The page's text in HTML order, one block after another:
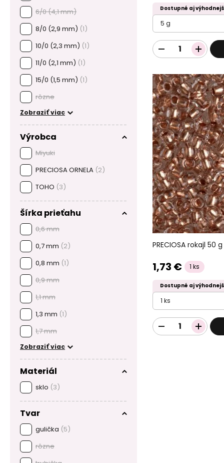
6/0 (4,1 mm)
8/0 (2,9 mm) (1)
10/0 (2,3 mm) (1)
11/0 (2,1 mm) (1)
15/0 (1,5 mm) (1)
rôzne
Zobraziť viac
Výrobca
Miyuki
PRECIOSA ORNELA (2)
TOHO (3)
Šírka prieťahu
0,6 mm
0,7 mm (2)
0,8 mm (1)
0,9 mm
1,1 mm
1,3 mm (1)
1,7 mm
Zobraziť viac
Materiál
sklo (3)
Tvar
gulička (5)
rôzne
Dostupné aj
5 g
PRECIOSA rokajl 50 g
1,73 € 1 ks
Dostupné aj
1 ks